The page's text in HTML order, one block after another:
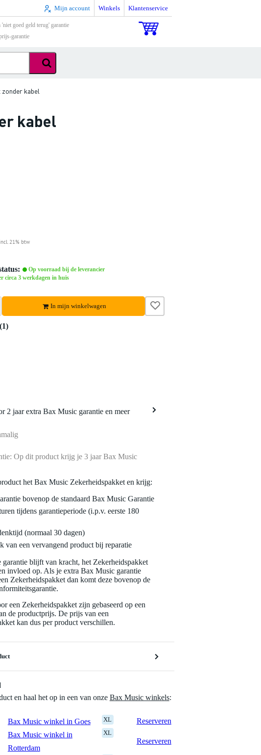
Mijn account Winkels Klantenservice
'niet goed geld terug' garantie
garantie
kabel
kabel
incl. 21% btw
Op voorraad bij de leverancier
circa 3 werkdagen in huis
In mijn winkelwagen
2 jaar extra Bax Music garantie en meer
Op dit product krijg je 3 jaar Bax Music
het Bax Music Zekerheidspakket en krijg:
bovenop de standaard Bax Music Garantie
tijdens garantieperiode (i.p.v. eerste 180
(normaal 30 dagen)
van een vervangend product bij reparatie
blijft van kracht, het Zekerheidspakket
invloed op. Als je extra Bax Music garantie
Zekerheidspakket dan komt deze bovenop de
een Zekerheidspakket zijn gebaseerd op een
de productprijs. De prijs van een
kan dus per product verschillen.
en haal het op in een van onze Bax Music winkels:
Bax Music winkel in Goes XL
Reserveren
Bax Music winkel in
Rotterdam
XL
Reserveren